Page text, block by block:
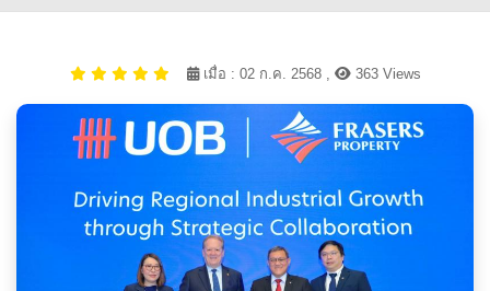
เมื่อ : 02 ก.ค. 2568 , 363 Views